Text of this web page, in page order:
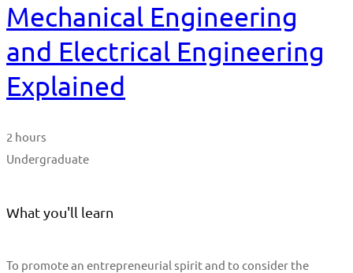
Mechanical Engineering
and Electrical Engineering
Explained
2 hours
Undergraduate
What you'll learn
To promote an entrepreneurial spirit and to consider the